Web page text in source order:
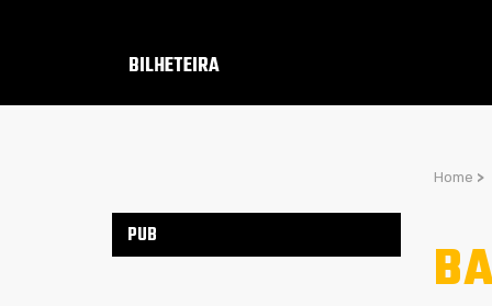
BILHETEIRA
Home >
PUB